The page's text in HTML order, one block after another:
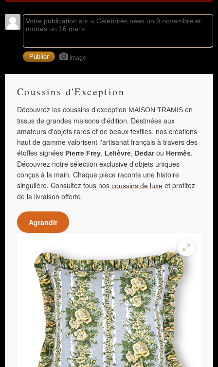
Image
Coussins d'Exception
Découvrez les coussins d'exception MAISON TRAMIS en
tissus de grandes maisons d'édition. Destinées aux
amateurs d'objets rares et de beaux textiles, nos créations
haut de gamme valorisent l'artisanat français à travers des
étoffes signées Pierre Frey, Lelièvre, Dedarou Hermès.
Découvrez notre sélection exclusive d'objets uniques
conçus à la main. Chaque pièce raconte une histoire
singulière. Consultez tous nos coussins de luxe et profitez
de la livraison offerte.
Agrandir